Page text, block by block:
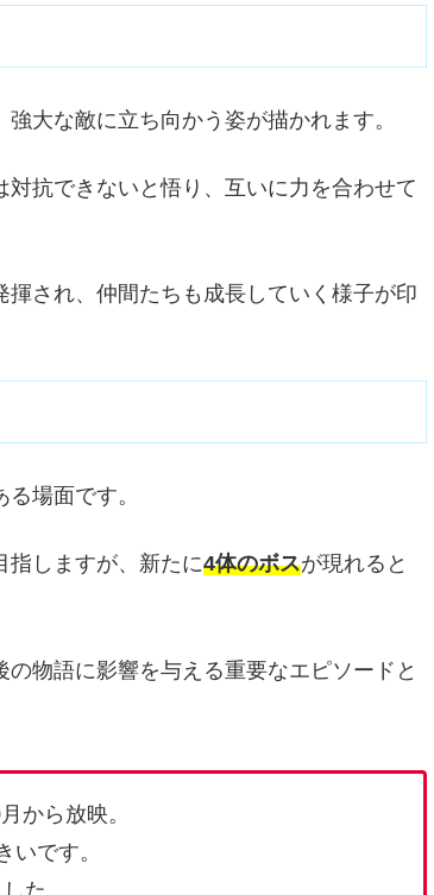
強大な敵に立ち向かう姿が描かれます。
抗できないと悟り、互いに力を合わせて
され、仲間たちも成長していく様子が印
場面です。
指しますが、新たに4体のボスが現れると
物語に影響を与える重要なエピソードと
から放映。
いです。
た。